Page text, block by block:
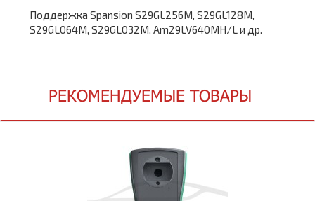
Поддержка Spansion S29GL256M, S29GL128M,
S29GL064M, S29GL032M, Am29LV640MH/L и др.
РЕКОМЕНДУЕМЫЕ ТОВАРЫ